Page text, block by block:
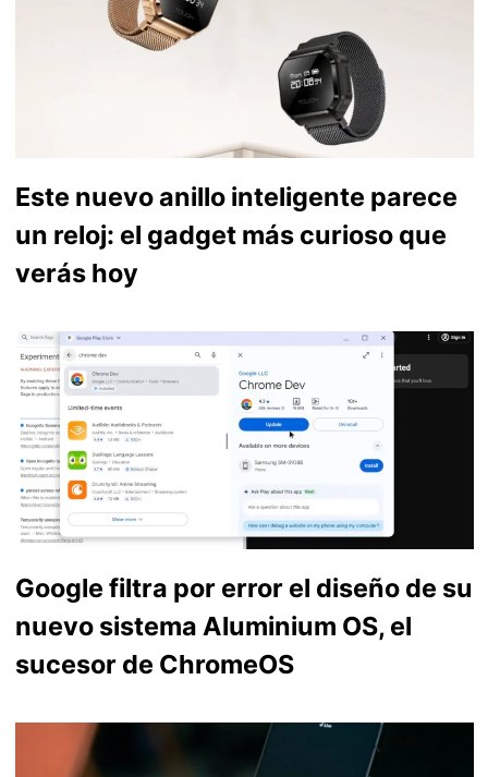
Este nuevo anillo inteligente parece
un reloj: el gadget más curioso que
verás hoy
Google filtra por error el diseño de su
nuevo sistema Aluminium OS, el
sucesor de ChromeOS